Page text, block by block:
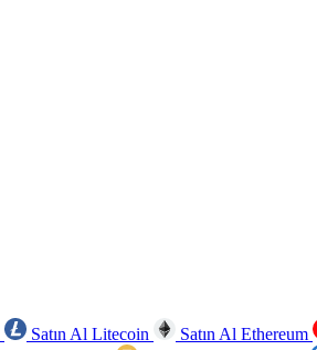
Satın Al Litecoin Satın Al Ethereum